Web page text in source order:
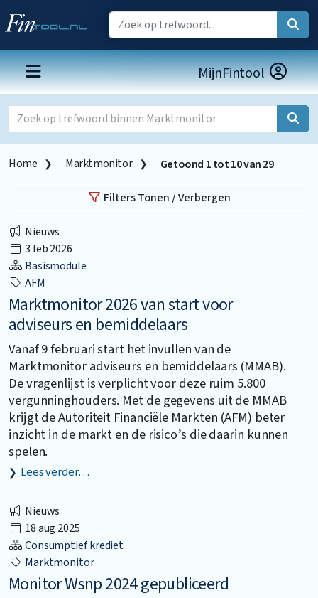
MijnFintool
Home Marktmonitor Getoond 1tot10van29
Filters Tonen / Verbergen
Nieuws
3 feb 2026
Basismodule
AFM
Marktmonitor 2026 van start voor
adviseurs en bemiddelaars
Vanaf 9 februari start het invullen van de
Marktmonitor adviseurs en bemiddelaars (MMAB).
De vragenlijst is verplicht voor deze ruim 5.800
vergunninghouders. Met de gegevens uit de MMAB
krijgt de Autoriteit Financiële Markten (AFM) beter
inzicht in de markt en de risico’s die daarin kunnen
spelen.
Lees verder…
Nieuws
18 aug 2025
Consumptief krediet
Marktmonitor
Monitor Wsnp 2024 gepubliceerd